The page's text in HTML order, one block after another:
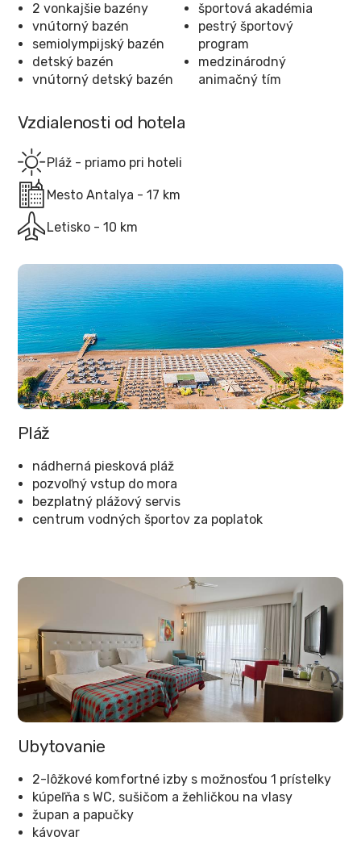
2 vonkajšie bazény
vnútorný bazén
semiolympijský bazén
detský bazén
vnútorný detský bazén
športová akadémia
pestrý športový
program
medzinárodný
animačný tím
Vzdialenosti od hotela
Pláž - priamo pri hoteli
Mesto Antalya - 17 km
Letisko - 10 km
Pláž
nádherná piesková pláž
pozvoľný vstup do mora
bezplatný plážový servis
centrum vodných športov za poplatok
Ubytovanie
2-lôžkové komfortné izby s možnosťou 1 prístelky
kúpeľňa s WC, sušičom a žehličkou na vlasy
župan a papučky
kávovar